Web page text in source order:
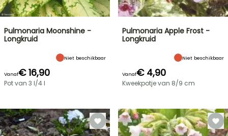
Pulmonaria Moonshine -
Longkruid
Niet beschikbaar
Vanaf€ 16,90
Pot van 3 l/4 l
Pulmonaria Apple Frost -
Longkruid
Niet beschikbaar
Vanaf€ 4,90
Kweekpotje van 8/9 cm